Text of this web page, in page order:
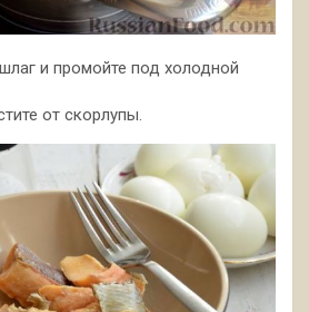
и промойте под холодной
от скорлупы.